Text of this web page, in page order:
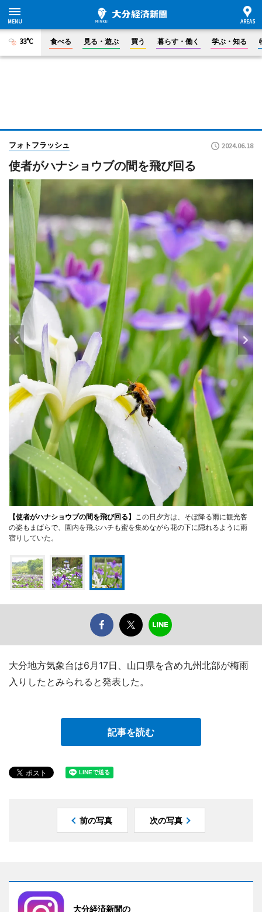
33°C 食べる 見る・遊ぶ 買う 暮らす・働く 学ぶ・知る
フォトフラッシュ 2024.06.18
使者がハナショウブの間を飛び回る
【使者がハナショウブの間を飛び回る】 この日夕方は、そぼ降る雨に観光客
の姿もまばらで、園内を飛ぶハチも蜜を集めながら花の下に隠れるように雨
宿りしていた。
大分地方気象台は6月17日、山口県を含め九州北部が梅雨
入りしたとみられると発表した。
記事を読む
前の写真 次の写真
大分経済新聞の